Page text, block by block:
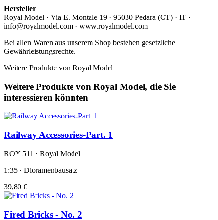
Hersteller
Royal Model · Via E. Montale 19 · 95030 Pedara (CT) · IT ·
info@royalmodel.com · www.royalmodel.com
Bei allen Waren aus unserem Shop bestehen gesetzliche
Gewährleistungsrechte.
Weitere Produkte von Royal Model
Weitere Produkte von Royal Model, die Sie
interessieren könnten
Railway Accessories-Part. 1
ROY 511 · Royal Model
1:35 · Dioramenbausatz
39,80 €
Fired Bricks - No. 2